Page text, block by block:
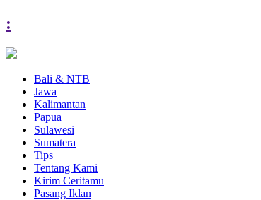
:
Bali & NTB
Jawa
Kalimantan
Papua
Sulawesi
Sumatera
Tips
Tentang Kami
Kirim Ceritamu
Pasang Iklan